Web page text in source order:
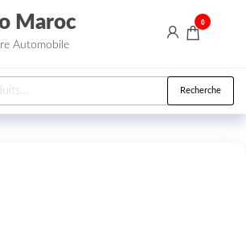
Maroc
Automobile
0
Recherche